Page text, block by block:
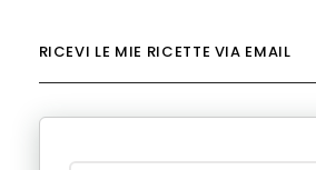
RICEVI LE MIE RICETTE VIA EMAIL